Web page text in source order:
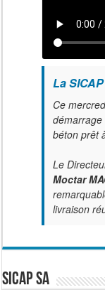
La
Ce
démarrage
béton prêt
Le
Moctar
livraison
SICAP SA